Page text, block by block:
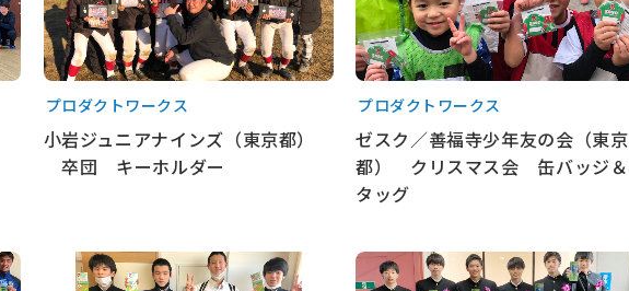
プロダクトワークス
小岩ジュニアナインズ（東京都）
卒団 キーホルダー
プロダクトワークス
ゼスク／善福寺少年友の会（東京
都） クリスマス会 缶バッジ＆
タッグ